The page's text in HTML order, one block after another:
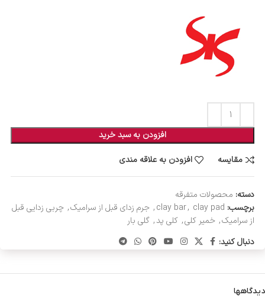
افزودن به سبد خرید
مقایسه
افزودن به علاقه مندی
دسته: محصولات متفرقه
برچسب:
clay bar, clay pad
, جرم زدای قبل از سرامیک, چربی زدایی قبل
از سرامیک, خمیر کلی, کلی پد, گلی بار
دنبال کنید:
دیدگاهها